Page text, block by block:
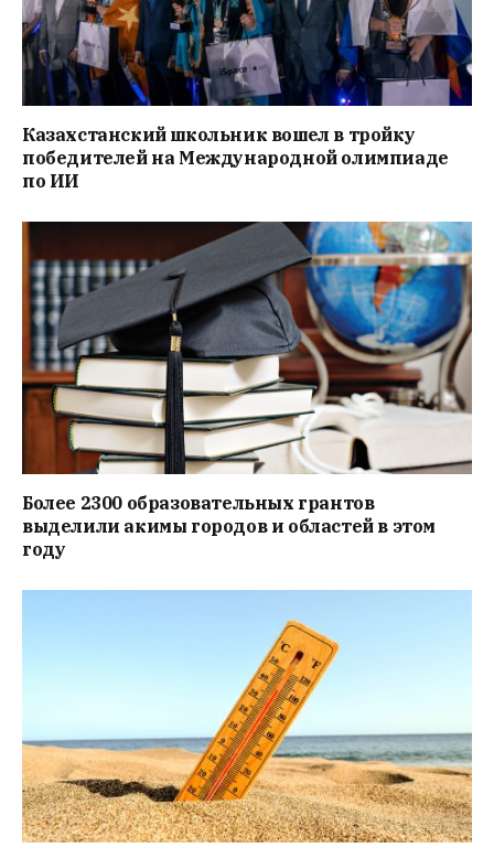
Казахстанский школьник вошел в тройку
победителей на Международной олимпиаде
по ИИ
Более 2300 образовательных грантов
выделили акимы городов и областей в этом
году